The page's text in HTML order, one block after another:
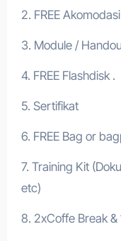
2. FREE
3. Module /
4. FREE Flashdisk .
5. Sertifikat
6. FREE Bag or
7. Training Kit
etc)
8. 2xCoffe Break &